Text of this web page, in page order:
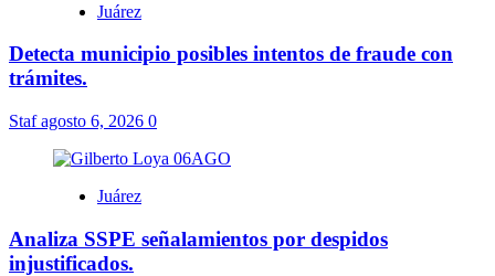
Juárez
Detecta municipio posibles intentos de fraude con
trámites.
Stafagosto 6, 2026 0
Juárez
Analiza SSPE señalamientos por despidos
injustificados.